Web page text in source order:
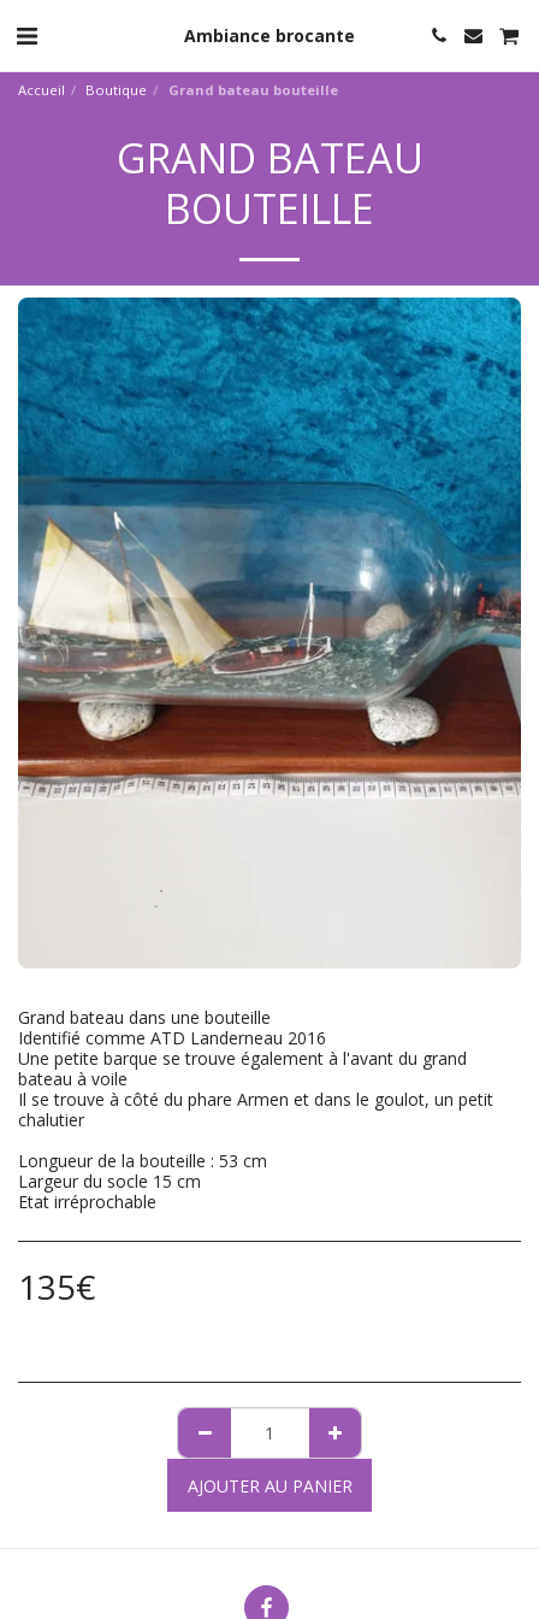
Ambiance brocante
Accueil Boutique Grand bateau bouteille
GRAND BATEAU
BOUTEILLE
Grand bateau dans une bouteille
Identifié comme ATD Landerneau 2016
Une petite barque se trouve également à l'avant du grand
bateau à voile
Il se trouve à côté du phare Armen et dans le goulot, un petit
chalutier
Longueur de la bouteille : 53 cm
Largeur du socle 15 cm
Etat irréprochable
135€
AJOUTER AU PANIER